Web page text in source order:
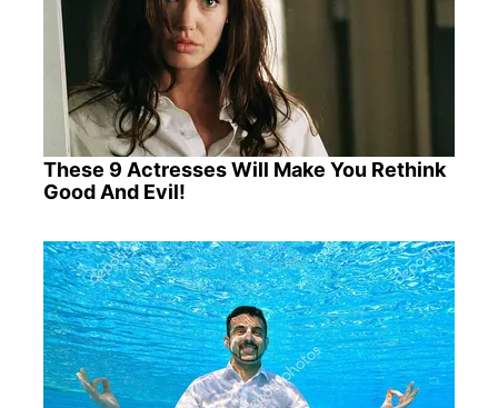
These 9 Actresses Will Make You Rethink
Good And Evil!